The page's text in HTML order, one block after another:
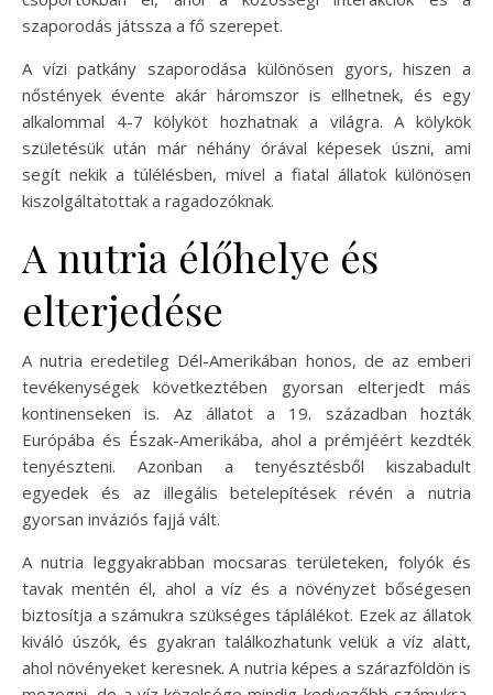
szaporodás játssza a fő szerepet.
A vízi patkány szaporodása különösen gyors, hiszen a
nőstények évente akár háromszor is ellhetnek, és egy
alkalommal 4-7 kölyköt hozhatnak a világra. A kölykök
születésük után már néhány órával képesek úszni, ami
segít nekik a túlélésben, mivel a fiatal állatok különösen
kiszolgáltatottak a ragadozóknak.
A nutria élőhelye és
elterjedése
A nutria eredetileg Dél-Amerikában honos, de az emberi
tevékenységek következtében gyorsan elterjedt más
kontinenseken is. Az állatot a 19. században hozták
Európába és Észak-Amerikába, ahol a prémjéért kezdték
tenyészteni. Azonban a tenyésztésből kiszabadult
egyedek és az illegális betelepítések révén a nutria
gyorsan inváziós fajjá vált.
A nutria leggyakrabban mocsaras területeken, folyók és
tavak mentén él, ahol a víz és a növényzet bőségesen
biztosítja a számukra szükséges táplálékot. Ezek az állatok
kiváló úszók, és gyakran találkozhatunk velük a víz alatt,
ahol növényeket keresnek. A nutria képes a szárazföldön is